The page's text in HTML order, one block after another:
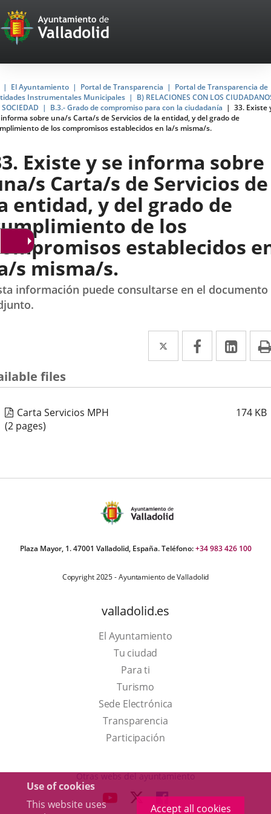
Use of cookies
This website uses
Accept all cookies
Portal
Web
del
Ayuntamiento
de
Valladolid
El Ayuntamiento Portal de Transparencia
Portal de Transparencia de
Instrumentales Municipales
B) RELACIONES CON LOS
B.3.- Grado de compromiso para con la ciudadanía
33. Existe
sobre una/s Carta/s de Servicios de la entidad, y del grado de
de los compromisos establecidos en la/s misma/s.
Existe y se informa sobre
s Carta/s de Servicios de
entidad, y del grado de
de los
establecidos
s misma/s.
información puede consultarse en el documento
Twitter
Enlace
a
una
Facebook
Enlace
a
una
externa.
a
una
files
Carta Servicios MPH 174 KB
(2 pages)
Plaza Mayor, 1. 47001 Valladolid, España. Teléfono:+34 983 426 100
Copyright 2025 - Ayuntamiento de Valladolid
valladolid.es
El Ayuntamiento
Tu ciudad
Para ti
TurismoThis
link
will
open
a
up
Sede Electrónica
Transparencia
Participación
Otras webs del ayuntamiento
LINK LINKLINK